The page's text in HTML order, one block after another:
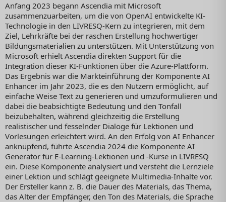
Anfang 2023 begann Ascendia mit Microsoft
zusammenzuarbeiten, um die von OpenAI entwickelte KI-
Technologie in den LIVRESQ-Kern zu integrieren, mit dem
Ziel, Lehrkräfte bei der raschen Erstellung hochwertiger
Bildungsmaterialien zu unterstützen. Mit Unterstützung von
Microsoft erhielt Ascendia direkten Support für die
Integration dieser KI-Funktionen über die Azure-Plattform.
Das Ergebnis war die Markteinführung der Komponente AI
Enhancer im Jahr 2023, die es den Nutzern ermöglicht, auf
einfache Weise Text zu generieren und umzuformulieren und
dabei die beabsichtigte Bedeutung und den Tonfall
beizubehalten, während gleichzeitig die Erstellung
realistischer und fesselnder Dialoge für Lektionen und
Vorlesungen erleichtert wird. An den Erfolg von AI Enhancer
anknüpfend, führte Ascendia 2024 die Komponente AI
Generator für E-Learning-Lektionen und -Kurse in LIVRESQ
ein. Diese Komponente analysiert und versteht die Lernziele
einer Lektion und schlägt geeignete Multimedia-Inhalte vor.
Der Ersteller kann z. B. die Dauer des Materials, das Thema,
das Alter der Empfänger, den Ton des Materials, die Sprache